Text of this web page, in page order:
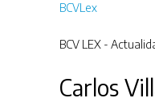
BCVLex
BCV LEX -
Carlos